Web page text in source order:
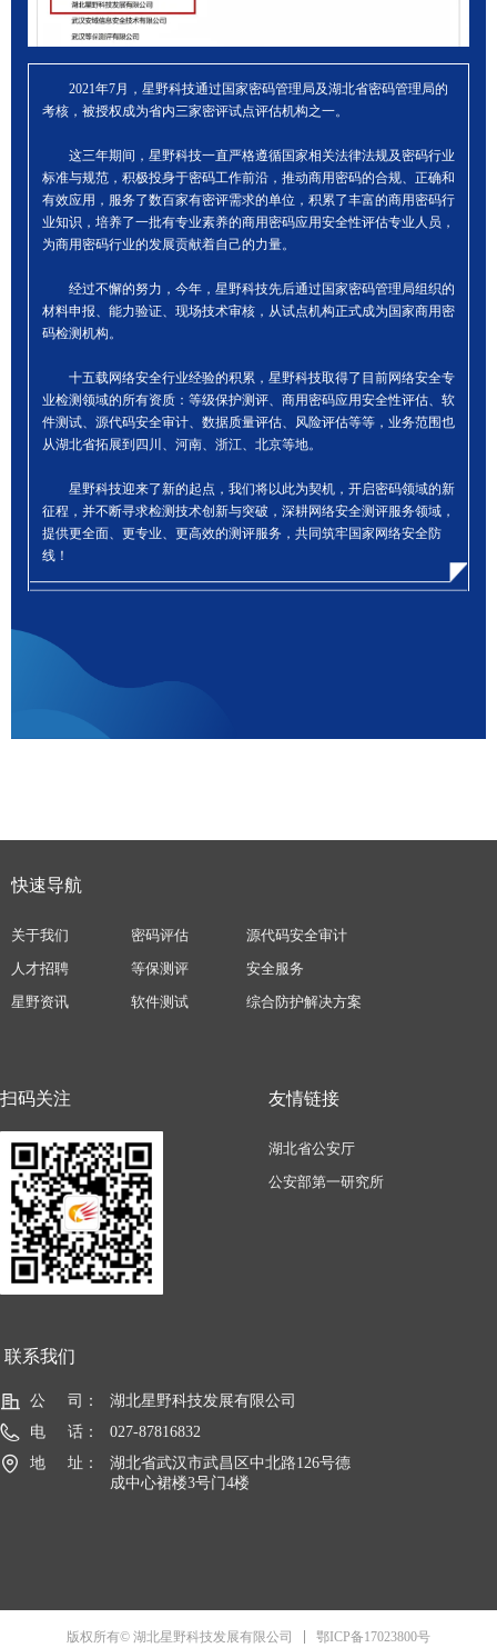
2021年7月，星野科技通过国家密码管理局及湖北省密码管理局的
考核，被授权成为省内三家密评试点评估机构之一。
这三年期间，星野科技一直严格遵循国家相关法律法规及密码行业
标准与规范，积极投身于密码工作前沿，推动商用密码的合规、正确和
有效应用，服务了数百家有密评需求的单位，积累了丰富的商用密码行
业知识，培养了一批有专业素养的商用密码应用安全性评估专业人员，
为商用密码行业的发展贡献着自己的力量。
经过不懈的努力，今年，星野科技先后通过国家密码管理局组织的
材料申报、能力验证、现场技术审核，从试点机构正式成为国家商用密
码检测机构。
十五载网络安全行业经验的积累，星野科技取得了目前网络安全专
业检测领域的所有资质：等级保护测评、商用密码应用安全性评估、软
件测试、源代码安全审计、数据质量评估、风险评估等等，业务范围也
从湖北省拓展到四川、河南、浙江、北京等地。
星野科技迎来了新的起点，我们将以此为契机，开启密码领域的新
征程，并不断寻求检测技术创新与突破，深耕网络安全测评服务领域，
提供更全面、更专业、更高效的测评服务，共同筑牢国家网络安全防
线！
快速导航
关于我们
人才招聘
星野资讯
源代码安全审计
安全服务
综合防护解决方案
密码评估
等保测评
软件测试
联系我们
公     司：
湖北星野科技发展有限公司
电     话：
027-87816832
地     址：
湖北省武汉市武昌区中北路126号德
成中心裙楼3号门4楼
友情链接
湖北省公安厅
公安部第一研究所
扫码关注
版权所有© 湖北星野科技发展有限公司 鄂ICP备17023800号